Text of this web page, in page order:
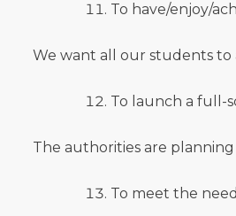
To have/enjoy/
We want all our students to
To launch a full-
The authorities are
To meet the